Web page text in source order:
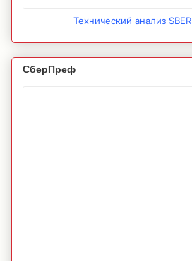
Технический анализ SBER
СберПреф